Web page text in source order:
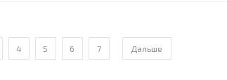
4 5 6 7 Дальше